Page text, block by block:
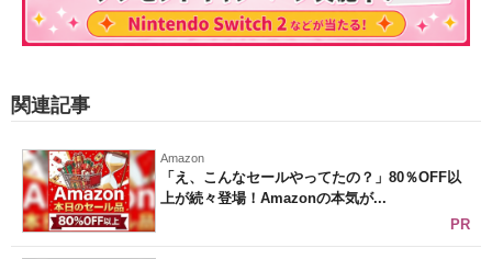
関連記事
Amazon
「え、こんなセールやってたの？」80％OFF以
上が続々登場！Amazonの本気が...
PR